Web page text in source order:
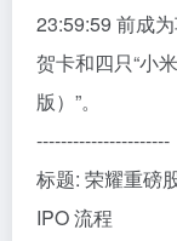
23:59:59 前成
贺卡和四只“小
版）”。
----------------------
标题: 荣耀重磅
IPO 流程